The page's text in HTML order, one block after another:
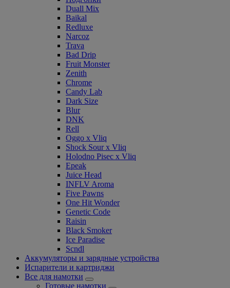
Duall Mix
Baikal
Redluxe
Narcoz
Trava
Bad Drip
Fruit Monster
Zenith
Chrome
Candy Lab
Dark Size
Blur
DNK
Rell
Oggo x Vliq
Shock Sour x Vliq
Holodno Pisec x Vliq
Epeak
Juice Head
INFLV Aroma
Five Pawns
One Hit Wonder
Genetic Code
Raisin
Black Smoker
Ice Paradise
Scndl
Аккумуляторы и зарядные устройства
Испарители и картриджи
Все для намотки
Готовые намотки